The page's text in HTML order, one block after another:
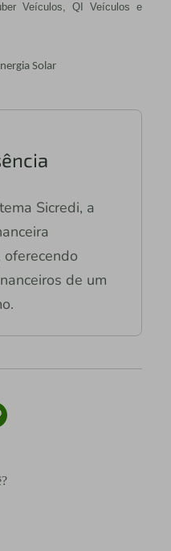
Veículos, QI Veículos e
Solar
Sicredi, a
de um